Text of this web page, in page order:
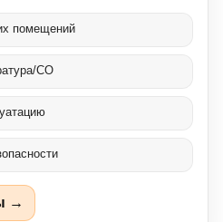
помещений
CO
→